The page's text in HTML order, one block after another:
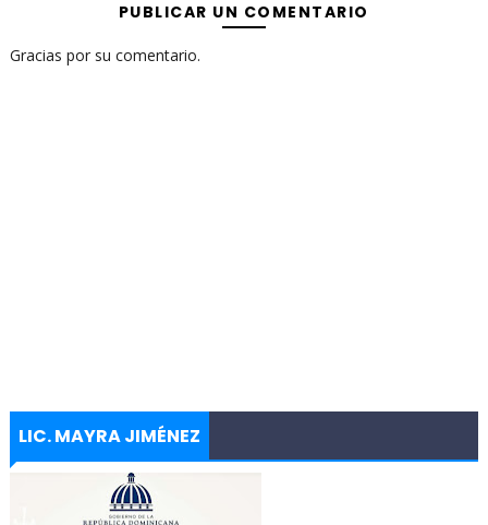
PUBLICAR UN COMENTARIO
Gracias por su comentario.
LIC. MAYRA JIMÉNEZ